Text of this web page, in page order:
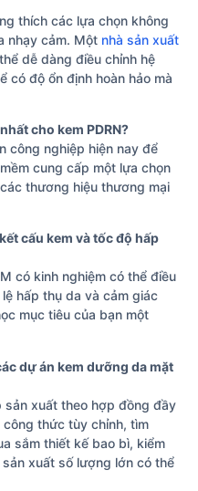
thích các lựa chọn không
nhạy cảm. Một nhà sản xuất
dễ dàng điều chỉnh hệ
có độ ổn định hoàn hảo mà
cho kem PDRN?
công nghiệp hiện nay để
cung cấp một lựa chọn
thương hiệu thương mại
cấu kem và tốc độ hấp
có kinh nghiệm có thể điều
hấp thụ da và cảm giác
mục tiêu của bạn một
dự án kem dưỡng da mặt
xuất theo hợp đồng đầy
thức tùy chỉnh, tìm
sắm thiết kế bao bì, kiểm
xuất số lượng lớn có thể